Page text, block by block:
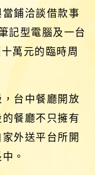
鋪洽談借款事
記型電腦及一台
萬元的臨時周
台中餐廳開放
餐廳不只擁有
外送平台所開
。